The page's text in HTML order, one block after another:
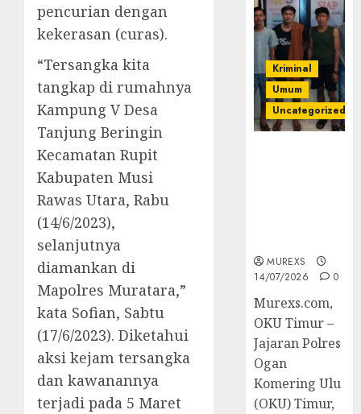
pencurian dengan
kekerasan (curas).
“Tersangka kita
tangkap di rumahnya
Kampung V Desa
Tanjung Beringin
Kecamatan Rupit
Kabupaten Musi
Rawas Utara, Rabu
(14/6/2023),
selanjutnya
diamankan di
Mapolres Muratara,”
kata Sofian, Sabtu
(17/6/2023). Diketahui
aksi kejam tersangka
dan kawanannya
terjadi pada 5 Maret
Kriminal
Umum
Uncategorized
MUREXS
14/07/2026
0
Murexs.com,
OKU Timur –
Jajaran Polres
Ogan
Komering Ulu
(OKU) Timur,